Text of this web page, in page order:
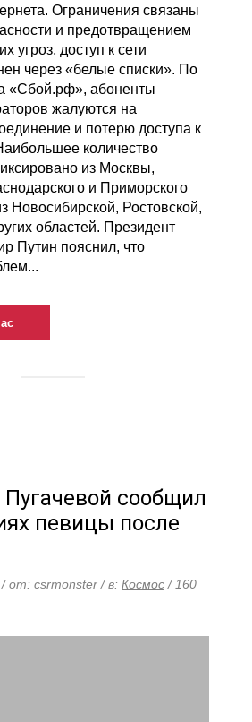
Ограничения связаны
и предотвращением
угроз, доступ к сети
через «белые списки». По
«Сбой.рф», абоненты
жалуются на
и потерю доступа к
количество
из Москвы,
и Приморского
Новосибирской, Ростовской,
областей. Президент
Путин пояснил, что
сообщил
певицы после
от: csrmonster / в: Космос / 160